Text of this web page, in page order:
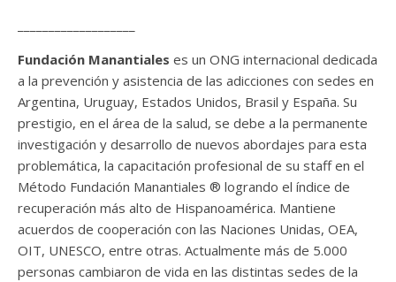
Fundación Manantiales es un ONG internacional dedicada
a la prevención y asistencia de las adicciones con sedes en
Argentina, Uruguay, Estados Unidos, Brasil y España. Su
prestigio, en el área de la salud, se debe a la permanente
investigación y desarrollo de nuevos abordajes para esta
problemática, la capacitación profesional de su staff en el
Método Fundación Manantiales ® logrando el índice de
recuperación más alto de Hispanoamérica. Mantiene
acuerdos de cooperación con las Naciones Unidas, OEA,
OIT, UNESCO, entre otras. Actualmente más de 5.000
personas cambiaron de vida en las distintas sedes de la